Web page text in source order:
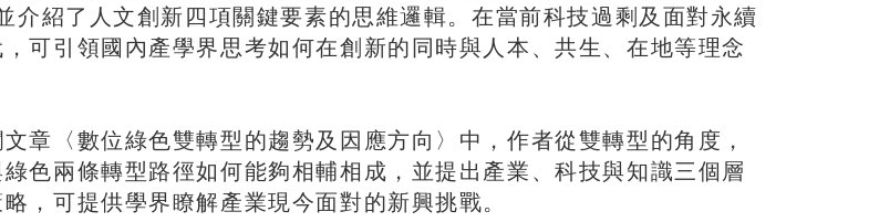
介紹了人文創新四項關鍵要素的思維邏輯。在當前科技過剩及面對永續
可引領國內產學界思考如何在創新的同時與人本、共生、在地等理念
章〈數位綠色雙轉型的趨勢及因應方向〉中，作者從雙轉型的角度，
色兩條轉型路徑如何能夠相輔相成，並提出產業、科技與知識三個層
，可提供學界瞭解產業現今面對的新興挑戰。